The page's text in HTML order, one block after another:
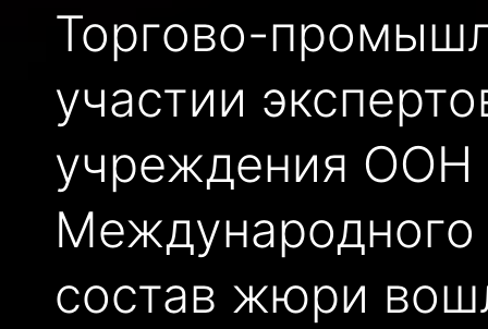
Торгово-
участии
учреждения ООН
состав жюри